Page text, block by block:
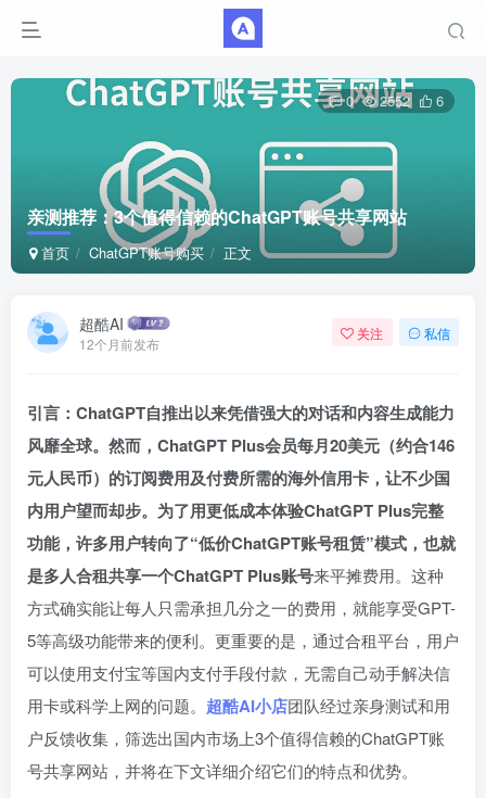
亲测推荐：3个值得信赖的ChatGPT账号共享网站
首页 ChatGPT账号购买 正文
0 2552 6
超酷AI
12个月前发布
关注 私信
引言：ChatGPT自推出以来凭借强大的对话和内容生成能力
风靡全球。然而，ChatGPT Plus会员每月20美元（约合146
元人民币）的订阅费用及付费所需的海外信用卡，让不少国
内用户望而却步。为了用更低成本体验ChatGPT Plus完整
功能，许多用户转向了“低价ChatGPT账号租赁”模式，也就
是多人合租共享一个ChatGPT Plus账号来平摊费用。这种
方式确实能让每人只需承担几分之一的费用，就能享受GPT-
5等高级功能带来的便利。更重要的是，通过合租平台，用户
可以使用支付宝等国内支付手段付款，无需自己动手解决信
用卡或科学上网的问题。 超酷AI小店团队经过亲身测试和用
户反馈收集，筛选出国内市场上3个值得信赖的ChatGPT账
号共享网站，并将在下文详细介绍它们的特点和优势。